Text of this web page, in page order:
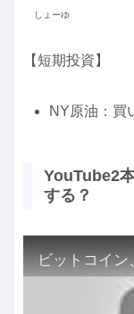
しょーゆ
【短期投資】
NY原油：買
YouTube2
する？
ビットコイン